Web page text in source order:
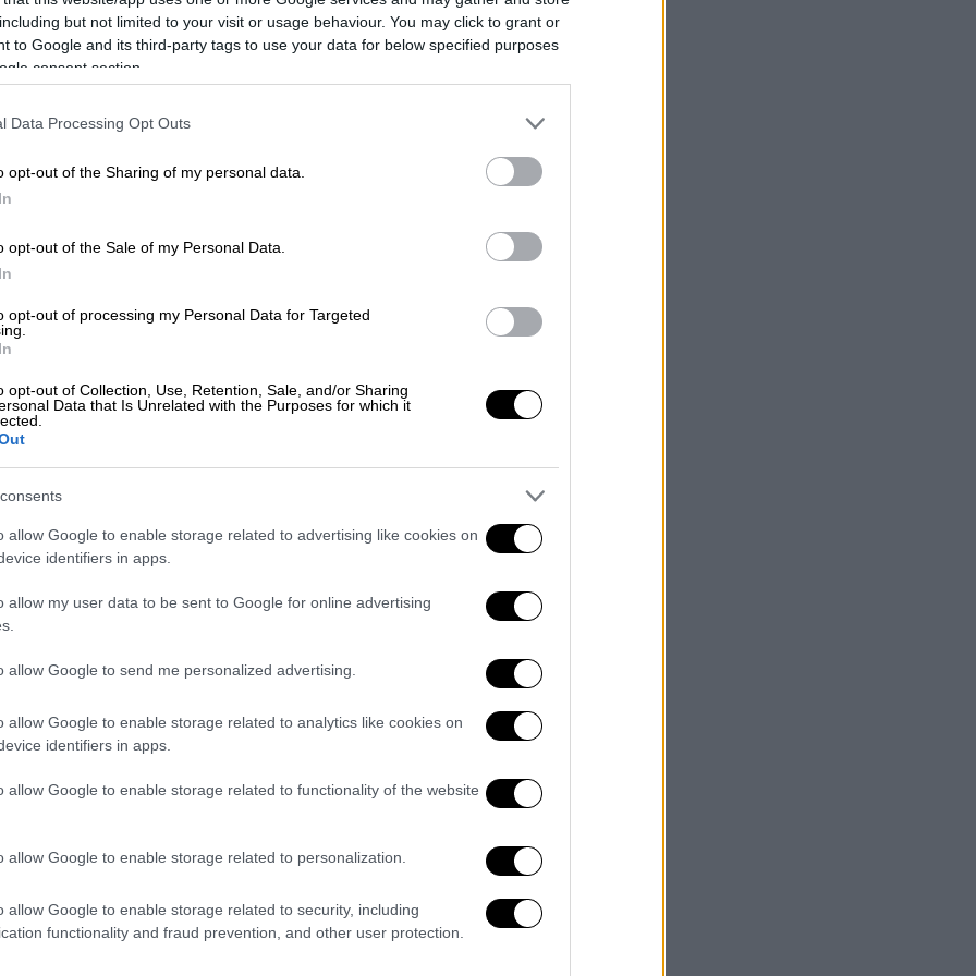
but not limited to your visit or usage behaviour. You may click to grant or
to Google and its third-party tags to use your data for below specified purposes
consent section.
Data Processing Opt Outs
opt-out of the Sharing of my personal data.
opt-out of the Sale of my Personal Data.
opt-out of processing my Personal Data for Targeted
opt-out of Collection, Use, Retention, Sale, and/or Sharing
Data that Is Unrelated with the Purposes for which it
allow Google to enable storage related to advertising like cookies on
identifiers in apps.
allow my user data to be sent to Google for online advertising
allow Google to send me personalized advertising.
allow Google to enable storage related to analytics like cookies on
identifiers in apps.
allow Google to enable storage related to functionality of the website
allow Google to enable storage related to personalization.
allow Google to enable storage related to security, including
functionality and fraud prevention, and other user protection.
για ΠΑΣ Γιάννινα
ο ΟΦΗ, υπό κατάρρευση ο
γύρισε απ' το 0-3 στο 3-3!
13' έπειτα από εκτέλεση κόρνερ του
στα 2,40μ. και με κεφαλιά έγραψε το
του αγώνα στο πρώτο ημίχρονο,
αλλά εν τέλει ο Απόλλων ήταν
Στο 41' Νίκο Μαρτίνες έβγαλε τη
κεφαλιά πέτυχε το 1-1 μόλις στη